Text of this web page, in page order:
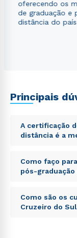
oferecendo os
de graduação e
distância do país
Principais
A certificação
distância é a
Sed ut
voluptatem
totam rem
explicabo.
voluptas sit
Como faço
pós-
Sed ut
voluptatem
Como são os
Cruzeiro do
Estou de
autorizo que